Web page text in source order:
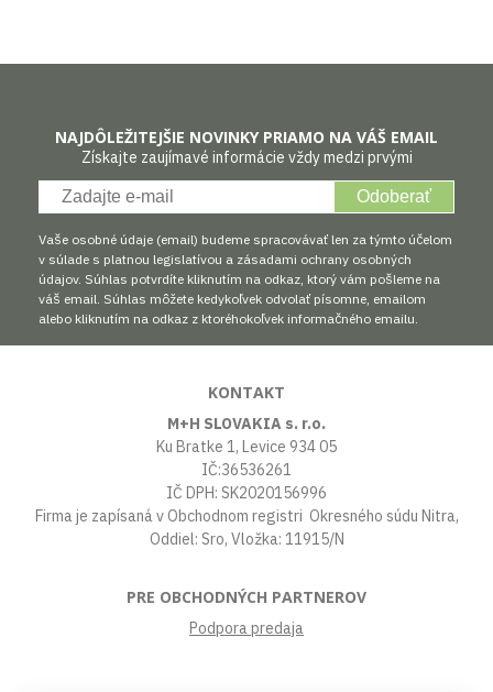
NAJDÔLEŽITEJŠIE NOVINKY PRIAMO NA VÁŠ EMAIL
Získajte zaujímavé informácie vždy medzi prvými
Odoberať
Vaše osobné údaje (email) budeme spracovávať len za týmto účelom
v súlade s platnou legislatívou a zásadami ochrany osobných
údajov. Súhlas potvrdíte kliknutím na odkaz, ktorý vám pošleme na
váš email. Súhlas môžete kedykoľvek odvolať písomne, emailom
alebo kliknutím na odkaz z ktoréhokoľvek informačného emailu.
KONTAKT
M+H SLOVAKIA s. r.o.
Ku Bratke 1, Levice 934 05
IČ:36536261
IČ DPH: SK2020156996
Firma je zapísaná v Obchodnom registri Okresného súdu Nitra,
Oddiel: Sro, Vložka: 11915/N
PRE OBCHODNÝCH PARTNEROV
Podpora predaja